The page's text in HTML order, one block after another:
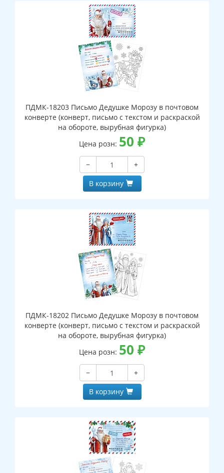
ПДМК-18203 Письмо Дедушке Морозу в почтовом
конверте (конверт, письмо с текстом и раскраской
на обороте, вырубная фигурка)
Цена розн: 50 ₽
−
+
В корзину
ПДМК-18202 Письмо Дедушке Морозу в почтовом
конверте (конверт, письмо с текстом и раскраской
на обороте, вырубная фигурка)
Цена розн: 50 ₽
−
+
В корзину